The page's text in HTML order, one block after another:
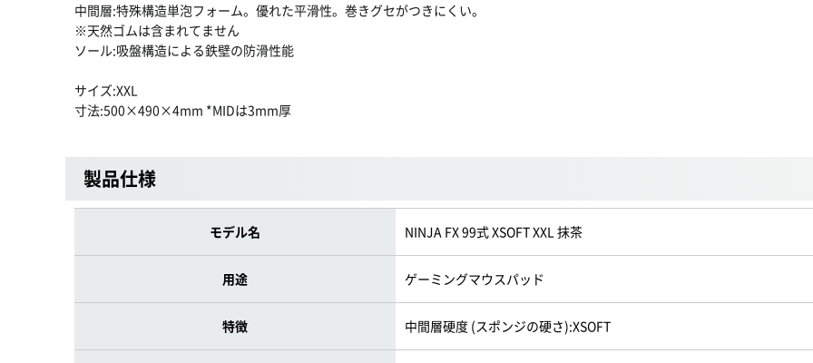
中間層:特殊構造単泡フォーム。優れた平滑性。巻きグセがつきにくい。
※天然ゴムは含まれてません
ソール:吸盤構造による鉄壁の防滑性能
サイズ:XXL
寸法:500×490×4mm *MIDは3mm厚
製品仕様
モデル名 NINJA FX 99式 XSOFT XXL 抹茶
用途 ゲーミングマウスパッド
特徴 中間層硬度 (スポンジの硬さ):XSOFT